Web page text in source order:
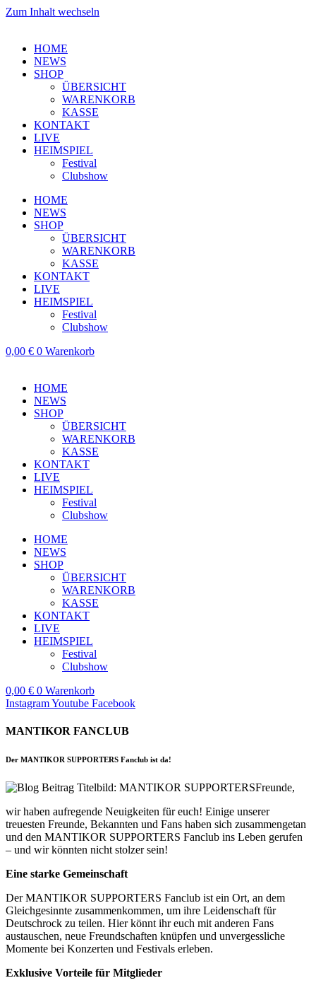
Zum Inhalt wechseln
HOME
NEWS
SHOP
ÜBERSICHT
WARENKORB
KASSE
KONTAKT
LIVE
HEIMSPIEL
Festival
Clubshow
HOME
NEWS
SHOP
ÜBERSICHT
WARENKORB
KASSE
KONTAKT
LIVE
HEIMSPIEL
Festival
Clubshow
0,00 € 0 Warenkorb
HOME
NEWS
SHOP
ÜBERSICHT
WARENKORB
KASSE
KONTAKT
LIVE
HEIMSPIEL
Festival
Clubshow
HOME
NEWS
SHOP
ÜBERSICHT
WARENKORB
KASSE
KONTAKT
LIVE
HEIMSPIEL
Festival
Clubshow
0,00 € 0 Warenkorb
InstagramYoutube Facebook
MANTIKOR FANCLUB
Der MANTIKOR SUPPORTERS Fanclub ist da!
Freunde,
wir haben aufregende Neuigkeiten für euch! Einige unserer
treuesten Freunde, Bekannten und Fans haben sich zusammengetan
und den MANTIKOR SUPPORTERS Fanclub ins Leben gerufen
– und wir könnten nicht stolzer sein!
Eine starke Gemeinschaft
Der MANTIKOR SUPPORTERS Fanclub ist ein Ort, an dem
Gleichgesinnte zusammenkommen, um ihre Leidenschaft für
Deutschrock zu teilen. Hier könnt ihr euch mit anderen Fans
austauschen, neue Freundschaften knüpfen und unvergessliche
Momente bei Konzerten und Festivals erleben.
Exklusive Vorteile für Mitglieder